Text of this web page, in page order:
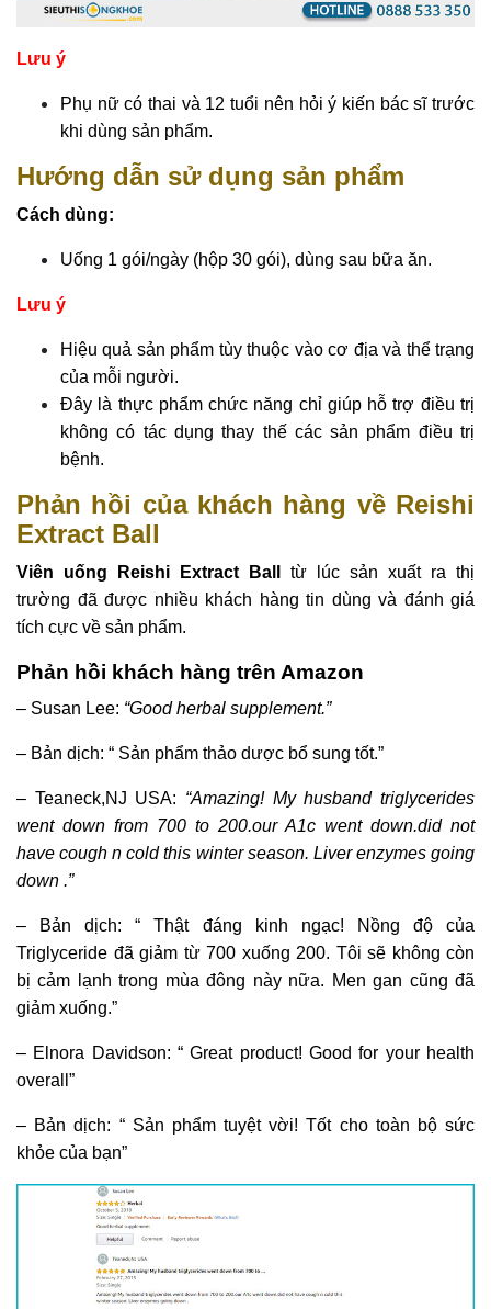
Lưu ý
Phụ nữ có thai và 12 tuổi nên hỏi ý kiến bác sĩ trước
khi dùng sản phẩm.
Hướng dẫn sử dụng sản phẩm
Cách dùng:
Uống 1 gói/ngày (hộp 30 gói), dùng sau bữa ăn.
Lưu ý
Hiệu quả sản phẩm tùy thuộc vào cơ địa và thể trạng
của mỗi người.
Đây là thực phẩm chức năng chỉ giúp hỗ trợ điều trị
không có tác dụng thay thế các sản phẩm điều trị
bệnh.
Phản hồi của khách hàng về Reishi
Extract Ball
Viên uống Reishi Extract Ball
từ lúc sản xuất ra thị
trường đã được nhiều khách hàng tin dùng và đánh giá
tích cực về sản phẩm.
Phản hồi khách hàng trên Amazon
– Susan Lee: “Good herbal supplement.”
– Bản dịch: “ Sản phẩm thảo dược bổ sung tốt.”
– Teaneck,NJ USA: “Amazing! My husband triglycerides
went down from 700 to 200.our A1c went down.did not
have cough n cold this winter season. Liver enzymes going
down .”
– Bản dịch: “ Thật đáng kinh ngạc! Nồng độ của
Triglyceride đã giảm từ 700 xuống 200. Tôi sẽ không còn
bị cảm lạnh trong mùa đông này nữa. Men gan cũng đã
giảm xuống.”
– Elnora Davidson: “ Great product! Good for your health
overall”
– Bản dịch: “ Sản phẩm tuyệt vời! Tốt cho toàn bộ sức
khỏe của bạn”